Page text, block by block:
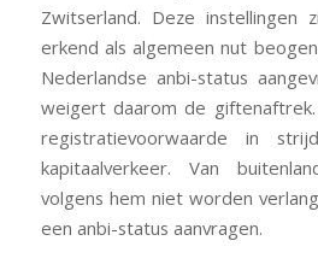
Zwitserland. Deze instellingen
erkend als algemeen nut
Nederlandse anbi-status
weigert daarom de
registratievoorwaarde in
kapitaalverkeer. Van
volgens hem niet worden
een anbi-status aanvragen.